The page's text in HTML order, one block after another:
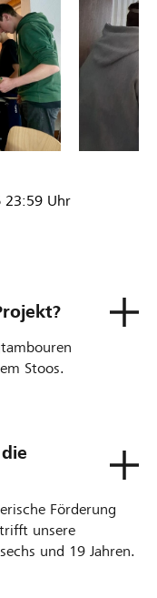
23:59 Uhr
Stoos.
Förderung
unsere
und 19 Jahren.